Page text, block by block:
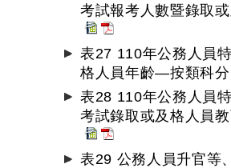
考試報考人數暨錄取
表27 110年公務人員
格人員年齡—按類科分
表28 110年公務人員
考試錄取或及格人員
表29 公務人員升官等